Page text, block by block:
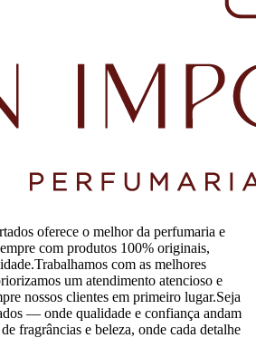
oferece o melhor da perfumaria e
com produtos 100% originais,
com as melhores
um atendimento atencioso e
nossos clientes em primeiro lugar.Seja
— onde qualidade e confiança andam
fragrâncias e beleza, onde cada detalhe